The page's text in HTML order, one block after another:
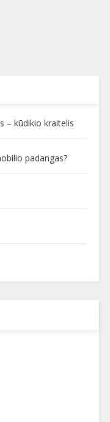
– kūdikio kraitelis
padangas?